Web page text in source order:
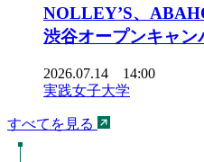
NOLLEY’S、
渋谷オープンキャン
2026.07.14 14:00
実践女子大学
すべてを見る